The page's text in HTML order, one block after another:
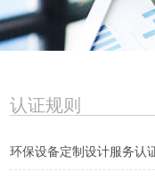
认证规则
环保设备定制设计服务认